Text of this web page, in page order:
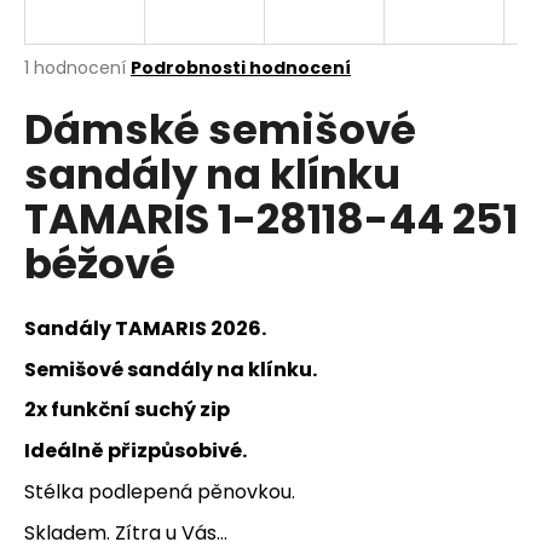
Průměrné
produktu
je
z
5
hvězdiček.
1 hodnocení Podrobnosti hodnocení
Dámské semišové
sandály na klínku
TAMARIS 1-28118-44 251
béžové
Sandály TAMARIS 2026.
Semišové sandály na klínku.
2x funkční suchý zip
Ideálně přizpůsobivé.
Stélka podlepená pěnovkou.
Skladem. Zítra u Vás...
j
t
?
D
o
p
o
r
u